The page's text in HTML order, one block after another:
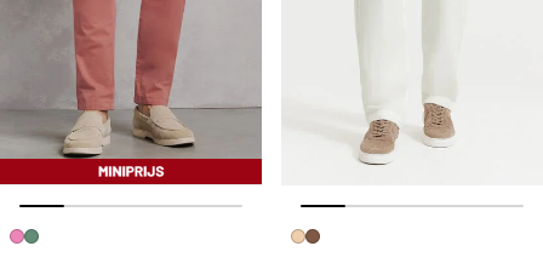
Vorige afbeelding
Volgende beeld
Vorige afbeelding
Volgende beeld